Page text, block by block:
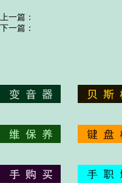
上一篇：
下一篇：